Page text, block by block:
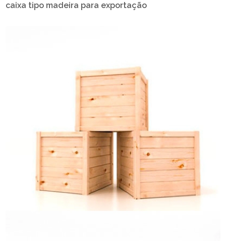
caixa tipo madeira para exportação